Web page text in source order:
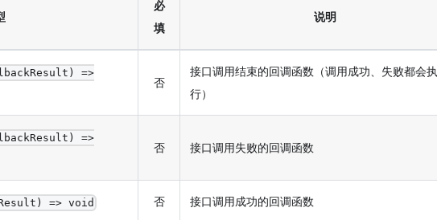
必
填
说明
=>
否
接口调用结束的回调函数（调用成功、失败都会执
行）
=>
否 接口调用失败的回调函数
=> void 否 接口调用成功的回调函数